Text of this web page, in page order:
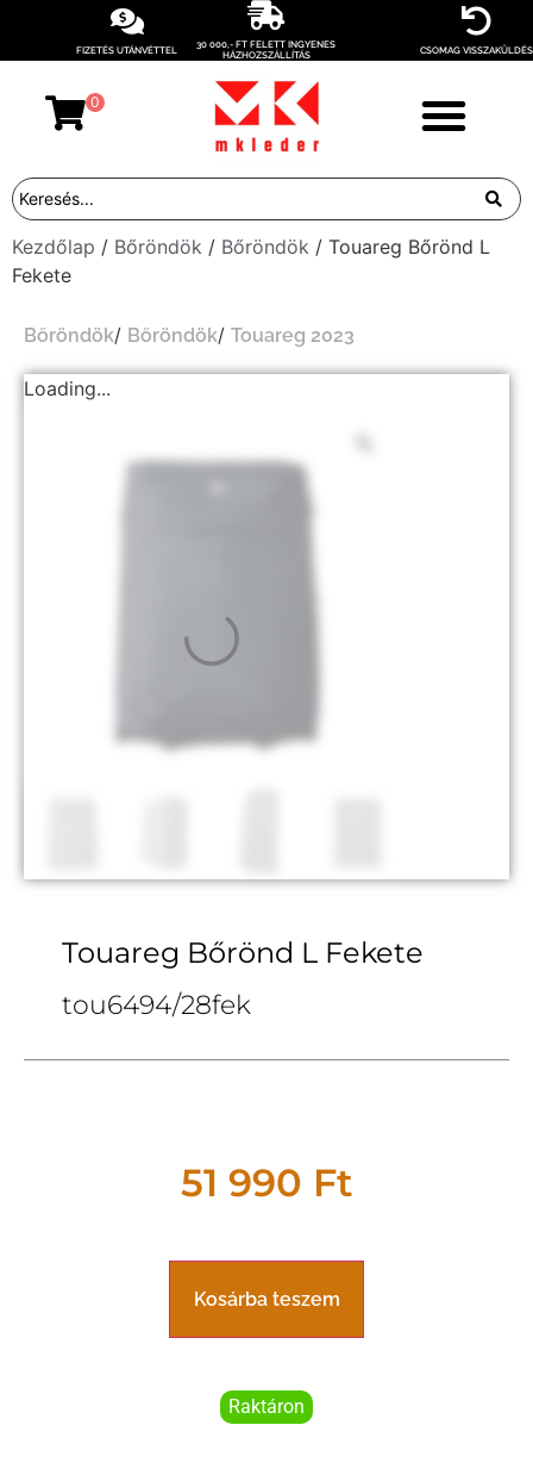
FIZETÉS UTÁNVÉTTEL
30 000,- FT FELETT INGYENES
HÁZHOZSZÁLLÍTÁS
CSOMAG VISSZAKÜLDÉS
0
Kezdőlap / Bőröndök / Bőröndök / Touareg Bőrönd L
Fekete
Bőröndök/ Bőröndök/ Touareg 2023
Loading...
Touareg Bőrönd L Fekete
tou6494/28fek
51 990 Ft
Kosárba teszem
Raktáron